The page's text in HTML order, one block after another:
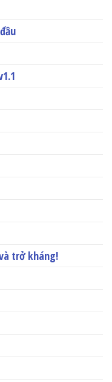
trở kháng!